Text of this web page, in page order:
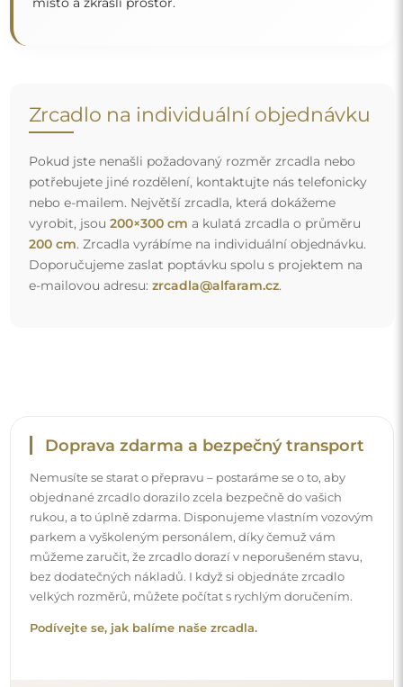
Nemusíte se starat o přepravu – postaráme se o to, aby
objednané zrcadlo dorazilo zcela bezpečně do vašich
rukou, a to úplně zdarma. Disponujeme vlastním vozovým
parkem a vyškoleným personálem, díky čemuž vám
můžeme zaručit, že zrcadlo dorazí v neporušeném stavu,
bez dodatečných nákladů. I když si objednáte zrcadlo
velkých rozměrů, můžete počítat s rychlým doručením.
Podívejte se, jak balíme naše zrcadla.
Snadná montáž
Zajišťujeme výrobu a dodání zrcadel, zatímco montáž je
na vaší straně. Vzhledem ke specifičnosti každého prostoru
nenabízíme standardní montážní příslušenství. To vám
nejlépe vyhovují vašim stěnám a potřebám.